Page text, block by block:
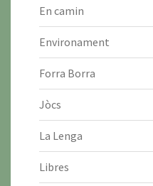
En camin
Environament
Forra Borra
Jòcs
La Lenga
Libres